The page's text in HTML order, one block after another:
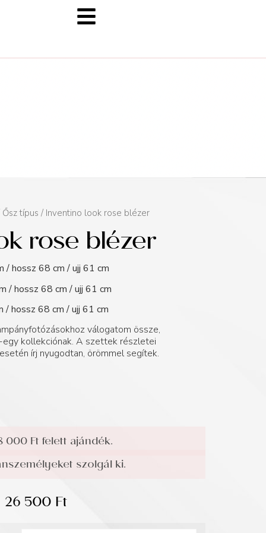
Ősz típus / Inventino look rose blézer
rose blézer
hossz 68 cm / ujj 61 cm
/ hossz 68 cm / ujj 61 cm
hossz 68 cm / ujj 61 cm
válogatom össze,
egy kollekciónak. A szettek részletei
írj nyugodtan, örömmel segítek.
Ft felett ajándék.
szolgál ki.
26 500Ft